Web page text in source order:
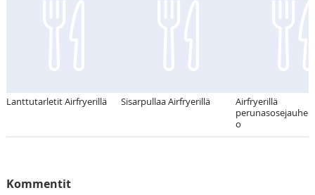
Lanttutarletit Airfryerillä Sisarpullaa Airfryerillä
Airfryerillä
o
Kommentit